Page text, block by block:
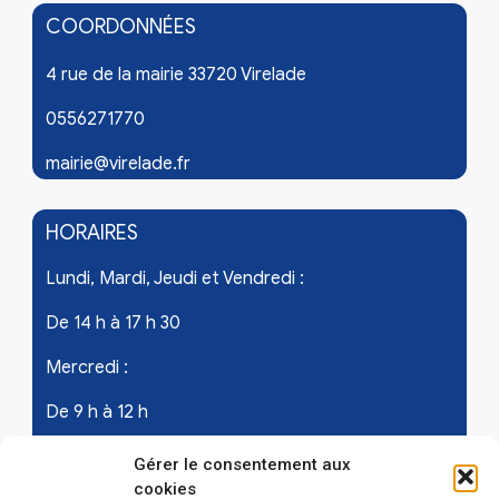
Gérer le consentement aux
cookies
COORDONNÉES
4 rue de la mairie 33720 Virelade
0556271770
mairie@virelade.fr
HORAIRES
Lundi, Mardi, Jeudi et Vendredi :
De 14 h à 17 h 30
Mercredi :
De 9 h à 12 h
Samedi - les 1er et 3ème de chaque mois :